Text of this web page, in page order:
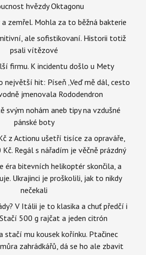
hvězdy Oktagonu
a zemřel. Mohla za to běžná bakterie
ale sofistikovaní. Historii totiž
psali vítězové
firmu. K incidentu došlo u Mety
největší hit: Píseň „Veď mě dál, cesto
jmenovala Rododendron
svým nohám aneb tipy na vzdušné
pánské boty
z Actionu ušetří tisíce za opraváře,
Regál s nářadím je věčně prázdný
éra bitevních helikoptér skončila, a
Ukrajinci je proškolili, jak to nikdy
nečekali
V Itálii je to klasika a chuť předčí i
500 g rajčat a jeden citrón
stačí mu kousek kořínku. Ptačinec
zahrádkářů, dá se ho ale zbavit